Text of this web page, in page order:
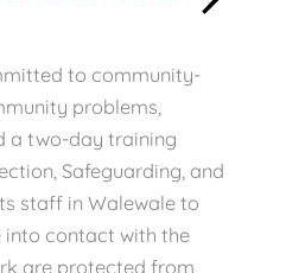
to community-
problems,
a two-day training
Safeguarding, and
staff in Walewale to
into contact with the
are protected from